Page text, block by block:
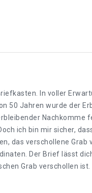
In voller
50 Jahren wurde der
Nachkomme
ich bin mir sicher,
das verschollene Grab
Der Brief lässt
Grab verschollen